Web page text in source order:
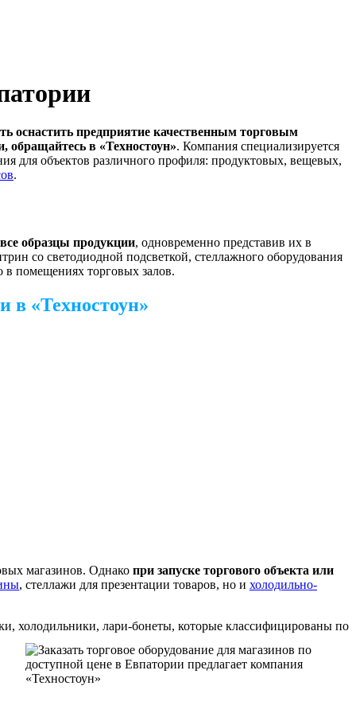
оснастить предприятие качественным торговым
обращайтесь в «Техностоун». Компания специализируется
для объектов различного профиля: продуктовых, вещевых,
.
образцы продукции, одновременно представив их в
со светодиодной подсветкой, стеллажного оборудования
в помещениях торговых залов.
в «Техностоун»
магазинов. Однако при запуске торгового объекта или
, стеллажи для презентации товаров, но и холодильно-
холодильники, лари-бонеты, которые классифицированы по